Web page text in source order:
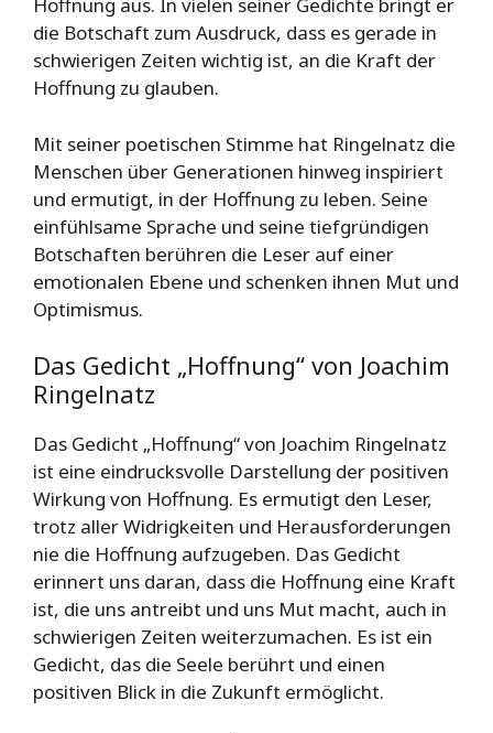
Hoffnung aus. In vielen seiner Gedichte bringt er
die Botschaft zum Ausdruck, dass es gerade in
schwierigen Zeiten wichtig ist, an die Kraft der
Hoffnung zu glauben.
Mit seiner poetischen Stimme hat Ringelnatz die
Menschen über Generationen hinweg inspiriert
und ermutigt, in der Hoffnung zu leben. Seine
einfühlsame Sprache und seine tiefgründigen
Botschaften berühren die Leser auf einer
emotionalen Ebene und schenken ihnen Mut und
Optimismus.
Das Gedicht „Hoffnung“ von Joachim
Ringelnatz
Das Gedicht „Hoffnung“ von Joachim Ringelnatz
ist eine eindrucksvolle Darstellung der positiven
Wirkung von Hoffnung. Es ermutigt den Leser,
trotz aller Widrigkeiten und Herausforderungen
nie die Hoffnung aufzugeben. Das Gedicht
erinnert uns daran, dass die Hoffnung eine Kraft
ist, die uns antreibt und uns Mut macht, auch in
schwierigen Zeiten weiterzumachen. Es ist ein
Gedicht, das die Seele berührt und einen
positiven Blick in die Zukunft ermöglicht.